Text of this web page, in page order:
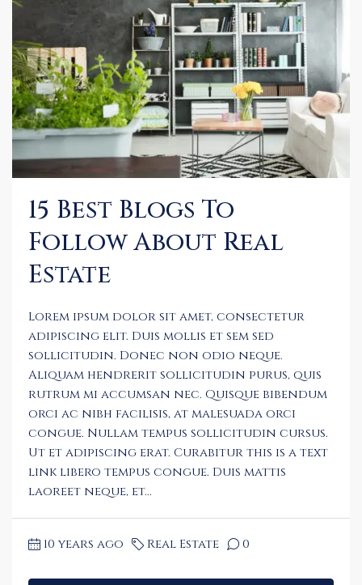
15 Best Blogs To
Follow About Real
Estate
Lorem ipsum dolor sit amet, consectetur
adipiscing elit. Duis mollis et sem sed
sollicitudin. Donec non odio neque.
Aliquam hendrerit sollicitudin purus, quis
rutrum mi accumsan nec. Quisque bibendum
orci ac nibh facilisis, at malesuada orci
congue. Nullam tempus sollicitudin cursus.
Ut et adipiscing erat. Curabitur this is a text
link libero tempus congue. Duis mattis
laoreet neque, et...
10 years ago Real Estate 0